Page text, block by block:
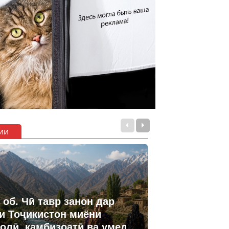
об. Чӣ тавр занон дар
Тоҷикистон миёни